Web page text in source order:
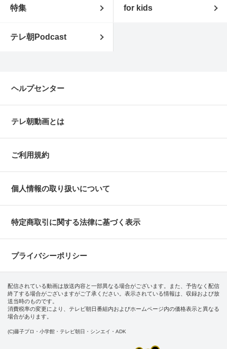
特集 for kids
テレ朝Podcast
ヘルプセンター
テレ朝動画とは
ご利用規約
個人情報の取り扱いについて
特定商取引に関する法律に基づく表示
プライバシーポリシー
配信されている動画は放送内容と一部異なる場合がございます。また、予告なく配信
終了する場合がございますがご了承ください。表示されている情報は、収録および放
送当時のものです。
消費税率の変更により、テレビ朝日番組内およびホームページ内の価格表示と異なる
場合があります。
(C)藤子プロ・小学館・テレビ朝日・シンエイ・ADK